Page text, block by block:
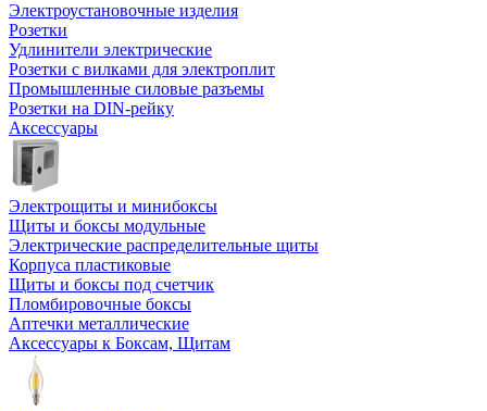
Электроустановочные изделия
Розетки
Удлинители электрические
Розетки с вилками для электроплит
Промышленные силовые разъемы
Розетки на DIN-рейку
Аксессуары
Электрощиты и минибоксы
Щиты и боксы модульные
Электрические распределительные щиты
Корпуса пластиковые
Щиты и боксы под счетчик
Пломбировочные боксы
Аптечки металлические
Аксессуары к Боксам, Щитам